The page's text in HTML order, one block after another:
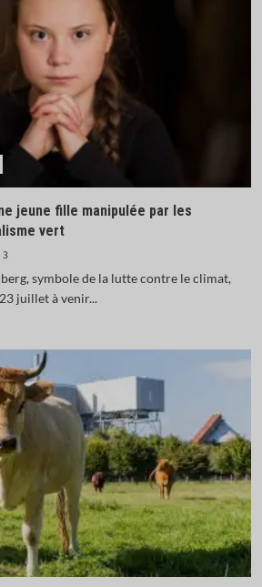
jeune fille manipulée par les
vert
3
symbole de la lutte contre le climat,
juillet à venir...